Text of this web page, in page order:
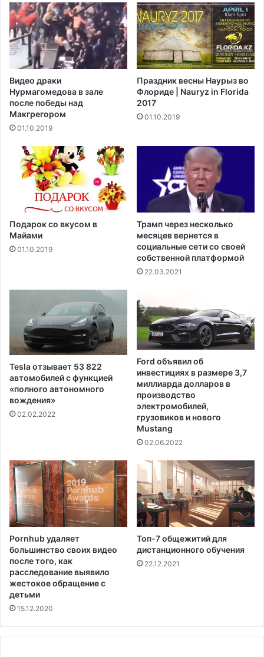
Видео драки
Нурмагомедова в зале
после победы над
Макгрегором‍
01.10.2019
Праздник весны Наурыз во
Флориде | Nauryz in Florida
2017
01.10.2019
Подарок со вкусом в
Майами
01.10.2019
Трамп через несколько
месяцев вернется в
социальные сети со своей
собственной платформой
22.03.2021
Tesla отзывает 53 822
автомобилей с функцией
«полного автономного
вождения»
02.02.2022
Ford объявил об
инвестициях в размере 3,7
миллиарда долларов в
производство
электромобилей,
грузовиков и нового
Mustang
02.06.2022
Pornhub удаляет
большинство своих видео
после того, как
расследование выявило
жестокое обращение с
детьми
15.12.2020
Топ-7 общежитий для
дистанционного обучения
22.12.2021